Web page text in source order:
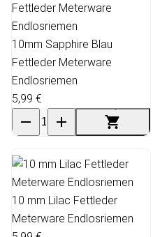
10mm Sapphire Blau
Fettleder Meterware
Endlosriemen
5,99 €
10 mm Lilac Fettleder
Meterware Endlosriemen